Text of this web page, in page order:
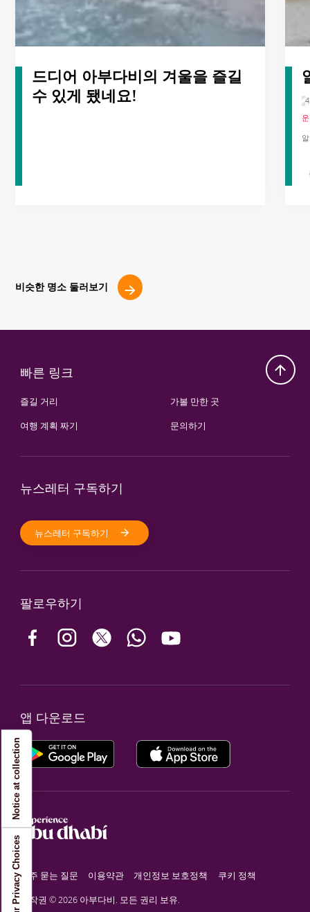
드디어 아부다비의 겨울을 즐길
수 있게 됐네요!
비슷한 명소 둘러보기
빠른 링크
즐길 거리
여행 계획 짜기
가볼 만한 곳
문의하기
뉴스레터 구독하기
뉴스레터 구독하기
팔로우하기
앱 다운로드
자주 묻는 질문 이용약관 개인정보 보호정책 쿠키 정책
저작권 © 2026 아부다비. 모든 권리 보유.
Your Privacy Choices
Notice at collection